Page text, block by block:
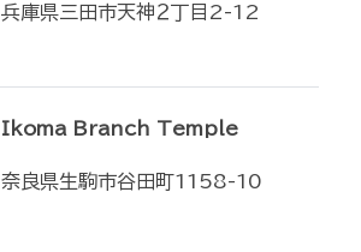
兵庫県三田市天神２丁目2-12
Ikoma Branch Temple
奈良県生駒市谷田町1158-10